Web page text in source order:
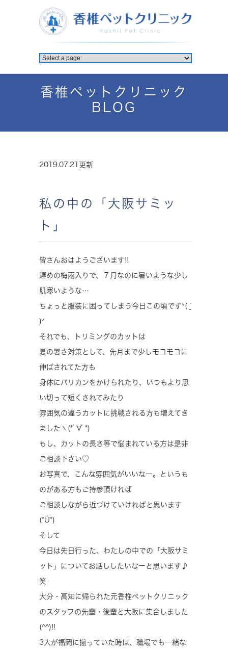
香椎ペットクリニック
BLOG
2019.07.21更新
私の中の「大阪サミッ
ト」
皆さんおはようございます!!
遅めの梅雨入りで、７月なのに暑いような少し
肌寒いような…
ちょっと服装に困ってしまう今日この頃ですᐠ( ᐝ̱
)ᐟ
それでも、トリミングのカットは
夏の暑さ対策として、先月まで少しモコモコに
伸ばされてた方も
身体にバリカンをかけられたり、いつもより思
い切って短くされてみたり
雰囲気の違うカットに挑戦される方も増えてき
ましたヽ(*ﾟ∀ﾟ*)
もし、カットの長さ等で悩まれている方は是非
ご相談下さい♡
お写真で、こんな雰囲気がいいなー。というも
のがある方もご持参頂ければ
ご相談しながら近づけていければと思います
(*Ü*)
そして
今日は先日行った、わたしの中での「大阪サミ
ット」についてお話ししたいなーと思います♪
笑
大分・高知に帰られた元香椎ペットクリニック
のスタッフの先輩・後輩と大阪に集合しました
(^^)!!
3人が福岡に揃っていた時は、職場でも一緒な